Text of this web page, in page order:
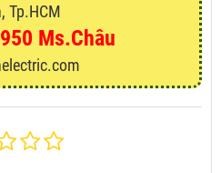
Tp.HCM
Ms.Châu